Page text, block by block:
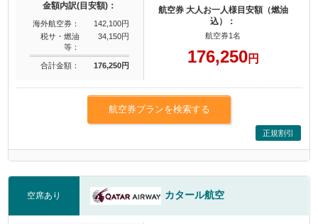
金額内訳(目安額)：
海外航空券：
142,100円
税サ・燃油
等：
34,150円
合計金額： 176,250円
航空券 大人お一人様目安額（燃油
込）：
航空券1名
176,250円
航空券プランを検索する
正規割引
空席あり カタール航空